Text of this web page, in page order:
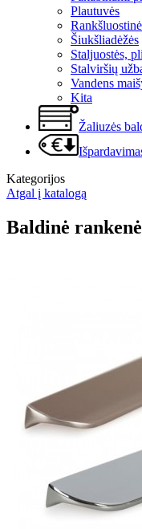
Plautuvės
Šiukšliadėžės
Staljuostės,
Stalviršių
Vandens
Kita
Žaliuzės
Kategorijos
Atgal į katalogą
Baldinė